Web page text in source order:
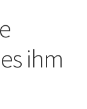
hijo
ihm